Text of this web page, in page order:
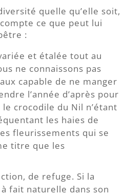
quelle qu’elle soit,
ce que peut lui
:
et étalée tout au
ne connaissons pas
capable de ne manger
l’année d’après pour
crocodile du Nil n’étant
les haies de
fleurissements qui se
titre que les
de refuge. Si la
fait naturelle dans son